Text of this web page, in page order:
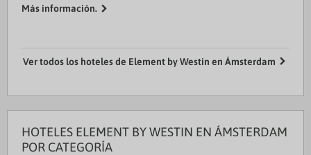
Gogh y Centro de Congresos RAI. Además, ...
Más información.
Ver todos los hoteles de Element by Westin en Ámsterdam
HOTELES ELEMENT BY WESTIN EN ÁMSTERDAM
POR CATEGORÍA